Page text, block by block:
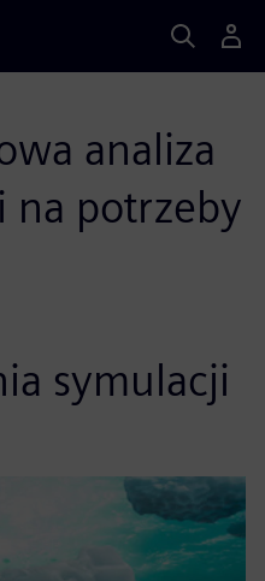
analiza
na potrzeby
symulacji